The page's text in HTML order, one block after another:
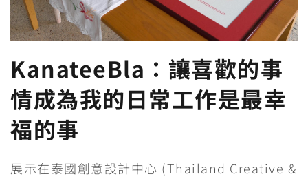
KanateeBla：讓喜歡的事
情成為我的日常工作是最幸
福的事
展示在泰國創意設計中心 (Thailand Creative &